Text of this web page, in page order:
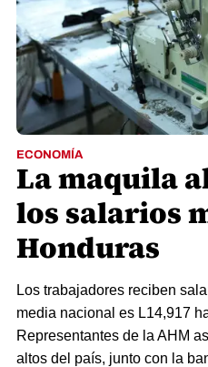
ECONOMÍA
La maquila
los salarios
Honduras
Los trabajadores reciben
media nacional es L14,917
Representantes de la AHM
altos del país, junto con la